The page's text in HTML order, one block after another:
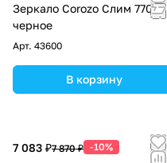
Зеркало Corozo Слим 770
черное
Арт. 43600
В корзину
7 083 ₽7 870 ₽ -10%